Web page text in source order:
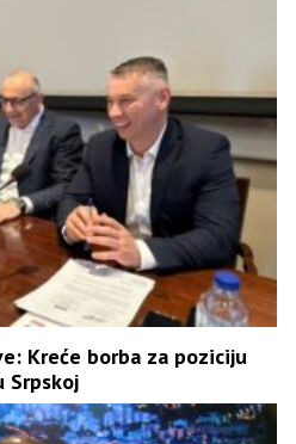
Kreće borba za poziciju
Srpskoj